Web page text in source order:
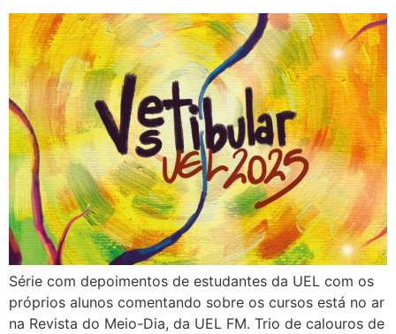
Série com depoimentos de estudantes da UEL com os
próprios alunos comentando sobre os cursos está no ar
na Revista do Meio-Dia, da UEL FM. Trio de calouros de